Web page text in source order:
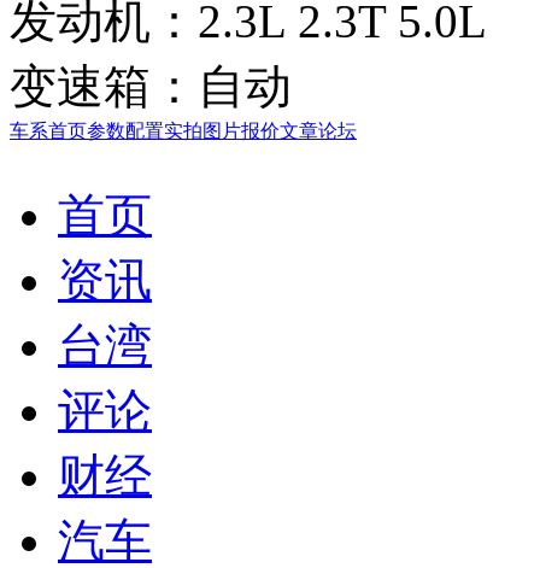
发动机： 2.3L 2.3T 5.0L
变速箱： 自动
车系首页参数配置实拍图片报价文章论坛
首页
资讯
台湾
评论
财经
汽车